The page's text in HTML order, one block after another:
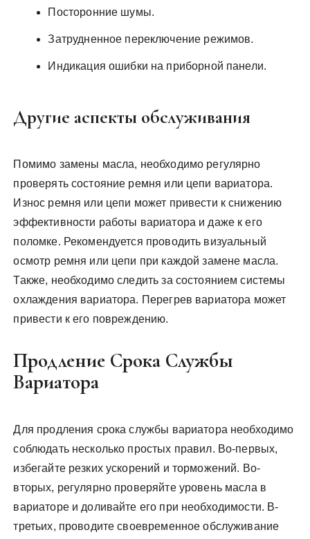
Посторонние шумы.
Затрудненное переключение режимов.
Индикация ошибки на приборной панели.
Другие аспекты обслуживания
Помимо замены масла, необходимо регулярно
проверять состояние ремня или цепи вариатора.
Износ ремня или цепи может привести к снижению
эффективности работы вариатора и даже к его
поломке. Рекомендуется проводить визуальный
осмотр ремня или цепи при каждой замене масла.
Также, необходимо следить за состоянием системы
охлаждения вариатора. Перегрев вариатора может
привести к его повреждению.
Продление Срока Службы
Вариатора
Для продления срока службы вариатора необходимо
соблюдать несколько простых правил. Во-первых,
избегайте резких ускорений и торможений. Во-
вторых, регулярно проверяйте уровень масла в
вариаторе и доливайте его при необходимости. В-
третьих, проводите своевременное обслуживание